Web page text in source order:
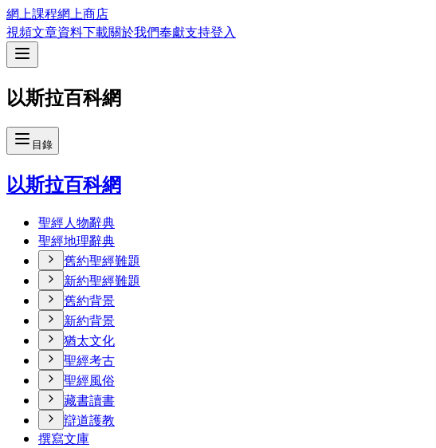
網上課程網上商店
視頻文章資料下載關於我們奉獻支持登入
以斯拉百科網
目錄
以斯拉百科網
聖經人物辭典
聖經地理辭典
舊約聖經難題
新約聖經難題
舊約背景
新約背景
猶太文化
聖經考古
聖經風俗
藏書讀書
辯道護教
撰寫文庫